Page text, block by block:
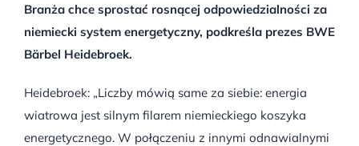
Branża chce sprostać rosnącej odpowiedzialności za
niemiecki system energetyczny, podkreśla prezes BWE
Bärbel Heidebroek.
Heidebroek: „Liczby mówią same za siebie: energia
wiatrowa jest silnym filarem niemieckiego koszyka
energetycznego. W połączeniu z innymi odnawialnymi